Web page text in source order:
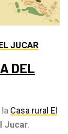
JUCAR
DEL
Casa rural El
Jucar.